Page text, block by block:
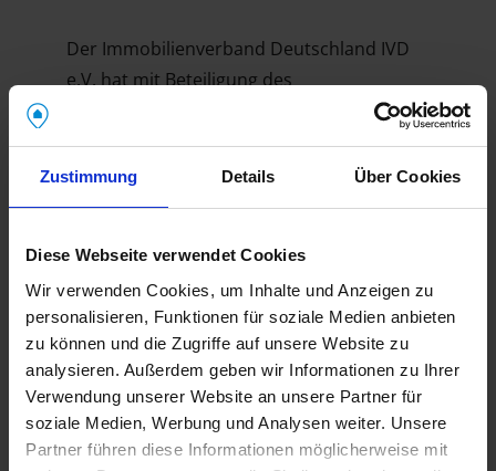
Zustimmung Details Über Cookies
Diese Webseite verwendet Cookies
Wir verwenden Cookies, um Inhalte und Anzeigen zu
personalisieren, Funktionen für soziale Medien anbieten
zu können und die Zugriffe auf unsere Website zu
analysieren. Außerdem geben wir Informationen zu Ihrer
Verwendung unserer Website an unsere Partner für
soziale Medien, Werbung und Analysen weiter. Unsere
Partner führen diese Informationen möglicherweise mit
Der Immobilienverband Deutschland IVD
e.V. hat mit Beteiligung des
Verbraucherverbandes Verband Privater
Bauherren e.V. (VPB) eine
Schlichtungsstelle nach Maßgabe des
Verbraucherstreitbeilegungsgesetzes
Schlichtungsstelle können u. a.
Streitigkeiten zwischen Verbrauchern und
Mitgliedern des IVD in einem
außergerichtlichen Schlichtungsverfahren
beigelegt werden.
Die Anschrift der Schlichtungsstelle des IVD
lautet: Ombudsmann Immobilien IVD/VPB –